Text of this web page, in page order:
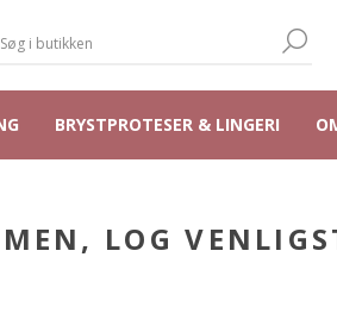
BRYSTPROTESER & LINGERI
LOG